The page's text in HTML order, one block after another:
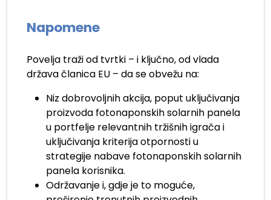
Napomene
Povelja traži od tvrtki – i ključno, od vlada
država članica EU – da se obvežu na:
Niz dobrovoljnih akcija, poput uključivanja
proizvoda fotonaponskih solarnih panela
u portfelje relevantnih tržišnih igrača i
uključivanja kriterija otpornosti u
strategije nabave fotonaponskih solarnih
panela korisnika.
Održavanje i, gdje je to moguće,